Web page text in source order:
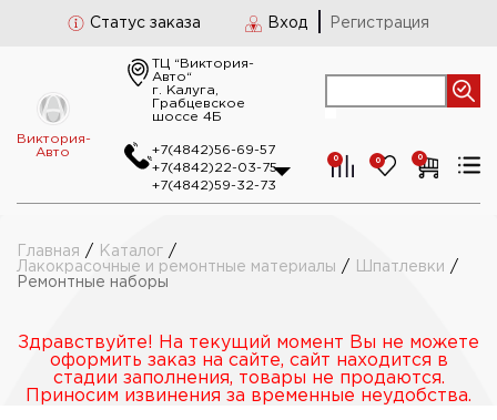
Статус заказа Вход Регистрация
Виктория-
Авто
ТЦ “Виктория-
Авто“
г. Калуга,
Грабцевское
шоссе 4Б
+7(4842)56-69-57
+7(4842)22-03-75
+7(4842)59-32-73
0 0 0
Главная / Каталог /
Лакокрасочные и ремонтные материалы / Шпатлевки /
Ремонтные наборы
Здравствуйте! На текущий момент Вы не можете
оформить заказ на сайте, сайт находится в
стадии заполнения, товары не продаются.
Приносим извинения за временные неудобства.